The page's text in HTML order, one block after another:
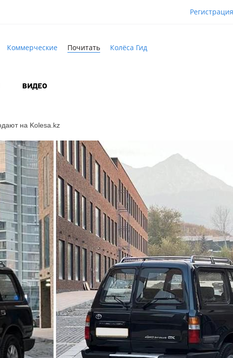
Регистрация
Коммерческие Почитать Колёса Гид
ВИДЕО
на Kolesa.kz